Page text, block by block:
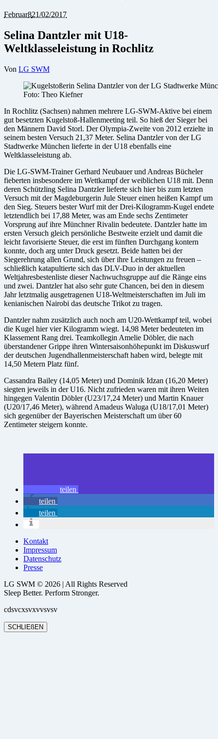
Februar821/02/2017
Selina Dantzler mit U18-
Weltklasseleistung in Rochlitz
Von LG SWM
Foto: Theo Kiefner
In Rochlitz (Sachsen) nahmen mehrere LG-SWM-Aktive bei einem
gut besetzten Kugelstoß-Hallenmeeting teil. So hieß der Sieger bei
den Männern David Storl. Der Olympia-Zweite von 2012 erzielte in
seinem besten Versuch 21,37 Meter. Selina Dantzler von der LG
Stadtwerke München lieferte in der U18 ebenfalls eine
Weltklasseleistung ab.
Die LG-SWM-Trainer Gerhard Neubauer und Andreas Bücheler
fieberten insbesondere im Wettkampf der weiblichen U18 mit. Denn
deren Schützling Selina Dantzler lieferte sich hier bis zum letzten
Versuch mit der Magdeburgerin Jule Steuer einen heißen Kampf um
den Sieg. Steuers bester Wurf mit der Drei-Kilogramm-Kugel endete
letztendlich bei 17,88 Meter, was am Ende sechs Zentimeter
Vorsprung auf ihre Münchner Rivalin bedeutete. Dantzler hatte im
ersten Versuch gleich persönliche Bestweite erzielt und damit die
leicht favorisierte Steuer, die erst im fünften Durchgang kontern
konnte, doch arg unter Druck gesetzt. Beide hatten bei der
Siegerehrung allen Grund, sich über ihre Leistungen zu freuen –
schließlich katapultierte sich das DLV-Duo in der aktuellen
Weltjahresbestenliste dieser Nachwuchsgruppe auf die Ränge eins
und zwei. Dantzler hat also sehr gute Chancen, bei den in diesem
Jahr letztmalig ausgetragenen U18-Weltmeisterschaften im Juli im
kenianischen Nairobi das deutsche Trikot zu tragen.
Dantzler nahm zusätzlich auch noch am U20-Wettkampf teil, wobei
die Kugel hier vier Kilogramm wiegt. 14,98 Meter bedeuteten im
Klassement Rang drei. Teamkollegin Amelie Döbler, die nach
überstandener Grippe ihren Wintersaisonhöhepunkt im Diskuswurf
der deutschen Jugendhallenmeisterschaft haben wird, belegte mit
14,50 Metern Platz fünf.
Cassandra Bailey (14,05 Meter) und Dominik Idzan (16,20 Meter)
siegten jeweils in der U16. Nicht zufrieden waren mit ihren Weiten
hingegen Valentin Döbler (U23/17,24 Meter) und Martin Knauer
(U20/17,46 Meter), während Amadeus Waluga (U18/17,01 Meter)
sich gegenüber der Bayerischen Meisterschaft um über 60
Zentimeter steigern konnte.
teilen
teilen
teilen
Kontakt
Impressum
Datenschutz
Presse
LG SWM © 2026 | All Rights Reserved
Sleep Better. Perform Stronger.
cdsvcxsvxvvsvsv
SCHLIEßEN